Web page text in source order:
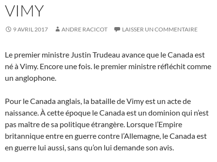
VIMY
9 AVRIL 2017 ANDRE RACICOT LAISSER UN COMMENTAIRE
Le premier ministre Justin Trudeau avance que le Canada est
né à Vimy. Encore une fois. le premier ministre réfléchit comme
un anglophone.
Pour le Canada anglais, la bataille de Vimy est un acte de
naissance. À cette époque le Canada est un dominion qui n’est
pas maître de sa politique étrangère. Lorsque l’Empire
britannique entre en guerre contre l’Allemagne, le Canada est
en guerre lui aussi, sans qu’on lui demande son avis.